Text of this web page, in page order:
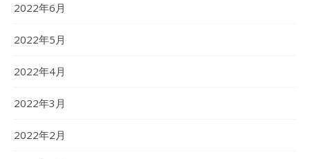
2022年6月
2022年5月
2022年4月
2022年3月
2022年2月